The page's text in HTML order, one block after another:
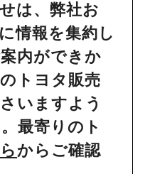
は、弊社お
情報を集約し
内ができか
トヨタ販売
いますよう
最寄りのト
からご確認